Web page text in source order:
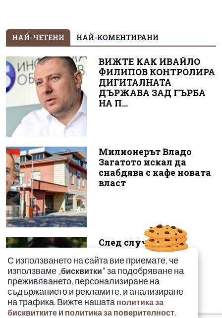
НАЙ-ЧЕТЕНИ НАЙ-КОМЕНТИРАНИ
ВИЖТЕ КАК ИВАЙЛО
ФИЛИПОВ КОНТРОЛИРА
ДИГИТАЛНАТА
ДЪРЖАВА ЗАД ГЪРБА
НА П...
Милионерът Владо
Загатото искал да
снабдява с кафе новата
власт
След случая с
родилката от Варна:
Още едно семейство
разказа за бремен...
С използването на сайта вие приемате, че
използваме „бисквитки" за подобряване на
преживяването, персонализиране на
съдържанието и рекламите, и анализиране
на трафика. Вижте нашата политика за
бисквитките и политика за поверителност.